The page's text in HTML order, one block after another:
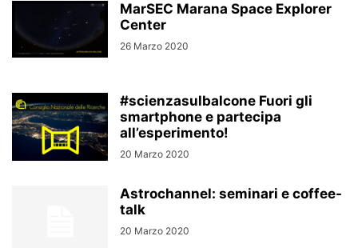
MarSEC Marana Space Explorer
Center
26 Marzo 2020
#scienzasulbalcone Fuori gli
smartphone e partecipa
all’esperimento!
20 Marzo 2020
Astrochannel: seminari e coffee-
talk
20 Marzo 2020